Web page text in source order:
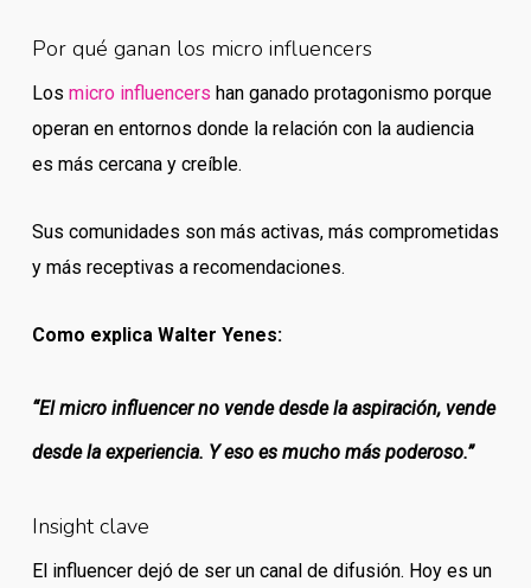
Por qué ganan los micro influencers
Los micro influencers han ganado protagonismo porque
operan en entornos donde la relación con la audiencia
es más cercana y creíble.
Sus comunidades son más activas, más comprometidas
y más receptivas a recomendaciones.
Como explica Walter Yenes:
“El micro influencer no vende desde la aspiración, vende
desde la experiencia. Y eso es mucho más poderoso.”
Insight clave
El influencer dejó de ser un canal de difusión. Hoy es un